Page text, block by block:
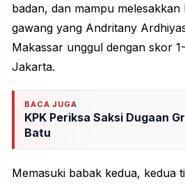
badan, dan mampu
gawang yang Andritany
Makassar unggul dengan skor
Jakarta.
BACA JUGA
KPK Periksa Saksi Dugaan
Batu
Memasuki babak kedua, kedua